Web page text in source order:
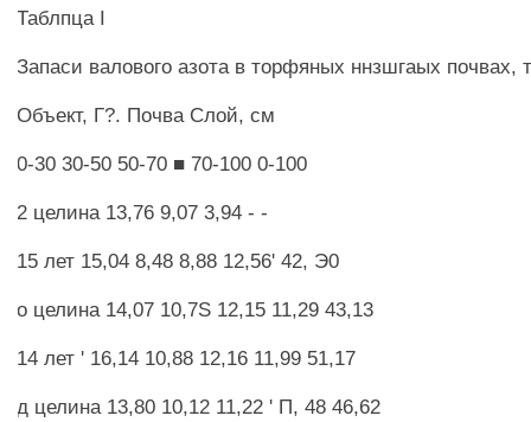
Таблпца I
Запаси валового азота в торфяных ннзшгаых почвах,
Объект, Г?. Почва Слой, см
0-30 30-50 50-70 ■ 70-100 0-100
2 целина 13,76 9,07 3,94 - -
15 лет 15,04 8,48 8,88 12,56' 42, Э0
о целина 14,07 10,7S 12,15 11,29 43,13
14 лет ' 16,14 10,88 12,16 11,99 51,17
д целина 13,80 10,12 11,22 ' П, 48 46,62